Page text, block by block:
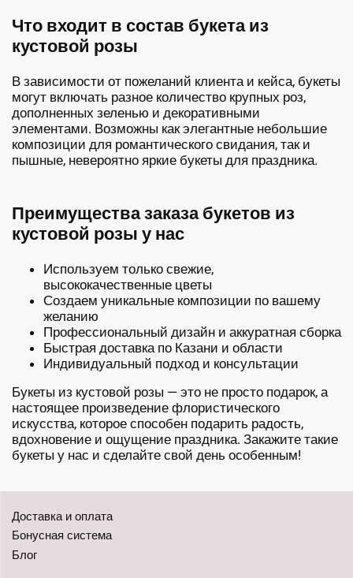
Что входит в состав букета из
кустовой розы
В зависимости от пожеланий клиента и кейса, букеты
могут включать разное количество крупных роз,
дополненных зеленью и декоративными
элементами. Возможны как элегантные небольшие
композиции для романтического свидания, так и
пышные, невероятно яркие букеты для праздника.
Преимущества заказа букетов из
кустовой розы у нас
Используем только свежие,
высококачественные цветы
Создаем уникальные композиции по вашему
желанию
Профессиональный дизайн и аккуратная сборка
Быстрая доставка по Казани и области
Индивидуальный подход и консультации
Букеты из кустовой розы — это не просто подарок, а
настоящее произведение флористического
искусства, которое способен подарить радость,
вдохновение и ощущение праздника. Закажите такие
букеты у нас и сделайте свой день особенным!
Доставка и оплата
Бонусная система
Блог